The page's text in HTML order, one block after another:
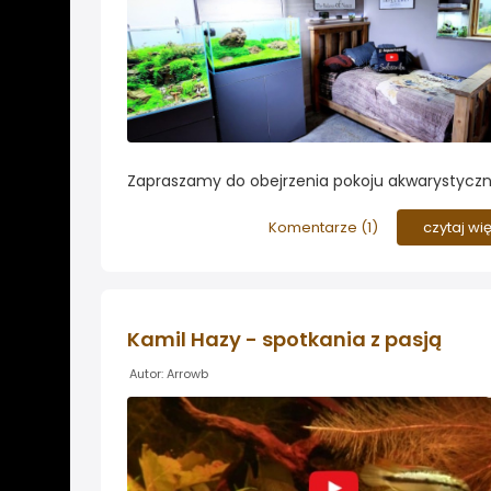
Zapraszamy do obejrzenia pokoju
akcesoriów, które posiadacie także u siebie.
zwraca niewątpliwie bogata kolekcja
Komentarze (1) czytaj
Kamil Hazy - spotkania z pasją
Autor: Arrowb